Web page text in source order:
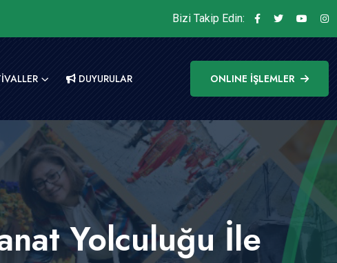
Bizi Takip Edin:
DUYURULAR ONLINE İŞLEMLER
Yolculuğu İle